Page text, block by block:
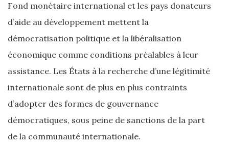
Fond monétaire international et les pays donateurs
d’aide au développement mettent la
démocratisation politique et la libéralisation
économique comme conditions préalables à leur
assistance. Les États à la recherche d’une légitimité
internationale sont de plus en plus contraints
d’adopter des formes de gouvernance
démocratiques, sous peine de sanctions de la part
de la communauté internationale.